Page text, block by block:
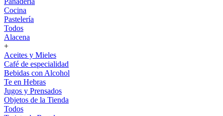
Cocina
Pastelería
Todos
Alacena
+
Aceites y Mieles
Café de especialidad
Bebidas con Alcohol
Te en Hebras
Jugos y Prensados
Objetos de la Tienda
Todos